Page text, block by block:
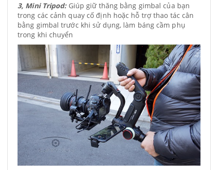
3, Mini Tripod:Giúp giữ thăng bằng gimbal của bạn
trong các cảnh quay cố định hoặc hỗ trợ thao tác cân
bằng gimbal trước khi sử dụng, làm báng cầm phụ
trong khi chuyển